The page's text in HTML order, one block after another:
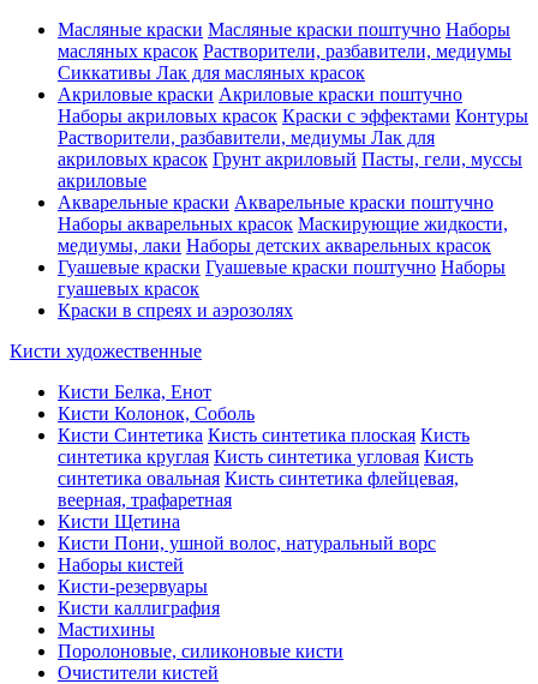
Масляные краски Масляные краски поштучно Наборы
масляных красок Растворители, разбавители, медиумы
Сиккативы Лак для масляных красок
Акриловые краски Акриловые краски поштучно
Наборы акриловых красок Краски с эффектами Контуры
Растворители, разбавители, медиумы Лак для
акриловых красок Грунт акриловый Пасты, гели, муссы
акриловые
Акварельные краски Акварельные краски поштучно
Наборы акварельных красок Маскирующие жидкости,
медиумы, лаки Наборы детских акварельных красок
Гуашевые краски Гуашевые краски поштучно Наборы
гуашевых красок
Краски в спреях и аэрозолях
Кисти художественные
Кисти Белка, Енот
Кисти Колонок, Соболь
Кисти Синтетика Кисть синтетика плоская Кисть
синтетика круглая Кисть синтетика угловая Кисть
синтетика овальная Кисть синтетика флейцевая,
веерная, трафаретная
Кисти Щетина
Кисти Пони, ушной волос, натуральный ворс
Наборы кистей
Кисти-резервуары
Кисти каллиграфия
Мастихины
Поролоновые, силиконовые кисти
Очистители кистей